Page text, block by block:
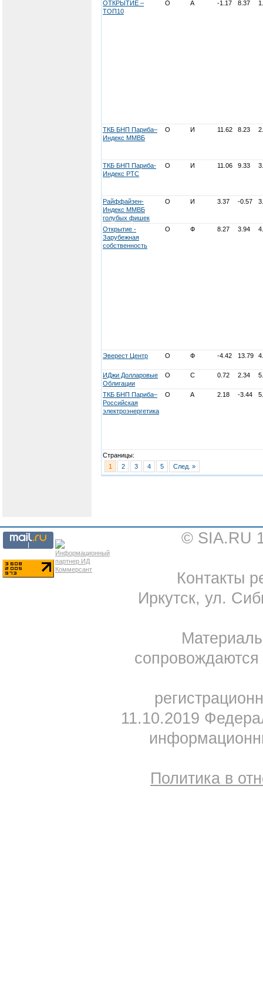
ОТКРЫТИЕ –
ТОП10
О А -1.17 8.37
ТКБ БНП Париба–
Индекс ММВБ
О И 11.62 8.23
ТКБ БНП Париба-
Индекс РТС
О И 11.06 9.33
Райффайзен-
Индекс ММВБ
голубых фишек
О И 3.37 -0.57
Открытие -
Зарубежная
собственность
О Ф 8.27 3.94
Эверест Центр О Ф -4.42 13.79
ИДжи Долларовые
Облигации
О С 0.72 2.34
ТКБ БНП Париба–
Российская
электроэнергетика
О А 2.18 -3.44
Страницы:
1
2 3 4 5 След. »
© SIA.RU
Контакты
Иркутск, ул.
11.10.2019
Политика в